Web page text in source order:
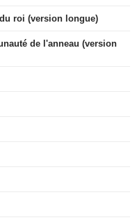
roi (version longue)
de l'anneau (version